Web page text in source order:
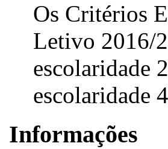
Os Critérios
Letivo 2016/
escolaridade
escolaridade
Informações